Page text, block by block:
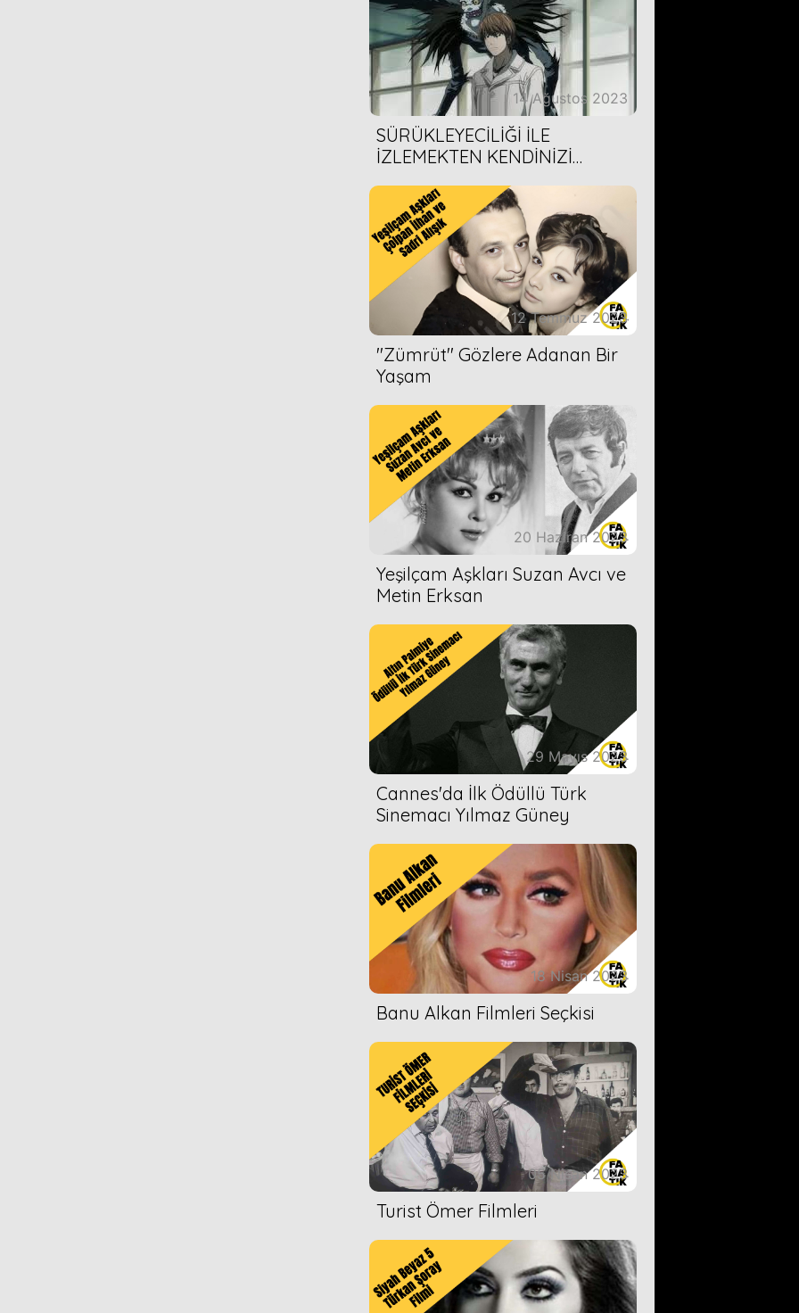
14 Ağustos 2023
SÜRÜKLEYECİLİĞİ İLE
İZLEMEKTEN KENDİNİZİ
ÖNERİMİZ
12 Temmuz 2023
''Zümrüt'' Gözlere Adanan Bir
Yaşam
20 Haziran 2023
Yeşilçam Aşkları Suzan Avcı ve
Metin Erksan
29 Mayıs 2023
Cannes'da İlk Ödüllü Türk
Sinemacı Yılmaz Güney
18 Nisan 2023
Banu Alkan Filmleri Seçkisi
05 Nisan 2023
Turist Ömer Filmleri